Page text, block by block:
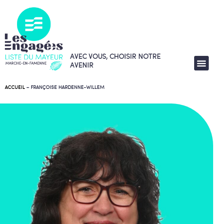
AVEC VOUS, CHOISIR NOTRE
AVENIR
ACCUEIL – FRANÇOISE HARDENNE-WILLEM